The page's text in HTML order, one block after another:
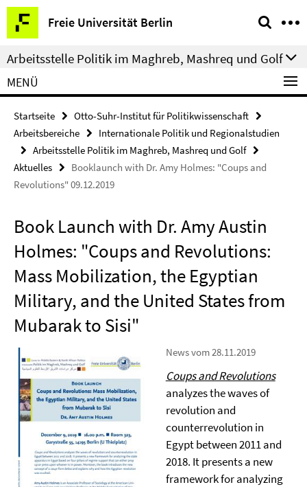
Springe
direkt
zu
Inhalt
Freie Universität Berlin
Service-
Navigation
Arbeitsstelle Politik im Maghreb, Mashreq und Golf
MENÜ
Startseite
Otto-Suhr-Institut für Politikwissenschaft
Arbeitsbereiche
Internationale Politik und Regionalstudien
Arbeitsstelle Politik im Maghreb, Mashreq und Golf
Aktuelles
Booklaunch with Dr. Amy Holmes: "Coups and
Revolutions" 09.12.2019
Book Launch with Dr. Amy Austin
Holmes: "Coups and Revolutions:
Mass Mobilization, the Egyptian
Military, and the United States from
Mubarak to Sisi"
News vom 28.11.2019
Coups and Revolutions
analyzes the waves of
revolution and
counterrevolution in
Egypt between 2011 and
2018. It presents a new
framework for analyzing